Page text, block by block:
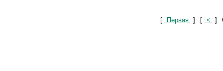
[ Первая ] [ < ]